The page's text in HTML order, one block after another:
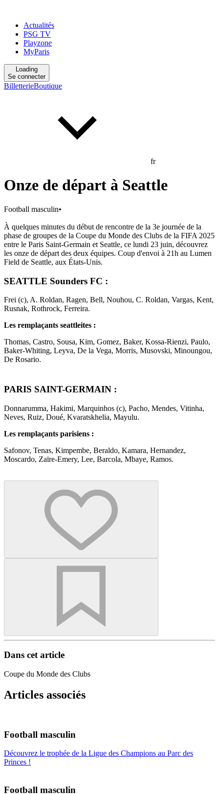
Actualités
PSG TV
Playzone
MyParis
Loading
Se connecter
BilletterieBoutique
fr
Onze de départ à Seattle
Football masculin•
À quelques minutes du début de rencontre de la 3e journée de la
phase de groupes de la Coupe du Monde des Clubs de la FIFA 2025
entre le Paris Saint-Germain et Seattle, ce lundi 23 juin, découvrez
les onze de départ des deux équipes. Coup d'envoi à 21h au Lumen
Field de Seattle, aux États-Unis.
SEATTLE Sounders FC :
Frei (c), A. Roldan, Ragen, Bell, Nouhou, C. Roldan, Vargas, Kent,
Rusnak, Rothrock, Ferreira.
Les remplaçants seattleites :
Thomas, Castro, Sousa, Kim, Gomez, Baker, Kossa-Rienzi, Paulo,
Baker-Whiting, Leyva, De la Vega, Morris, Musovski, Minoungou,
De Rosario.
PARIS SAINT-GERMAIN :
Donnarumma, Hakimi, Marquinhos (c), Pacho, Mendes, Vitinha,
Neves, Ruiz, Doué, Kvaratskhelia, Mayulu.
Les remplaçants parisiens :
Safonov, Tenas, Kimpembe, Beraldo, Kamara, Hernandez,
Moscardo, Zaïre-Emery, Lee, Barcola, Mbaye, Ramos.
Dans cet article
Coupe du Monde des Clubs
Articles associés
Football masculin
Découvrez le trophée de la Ligue des Champions au Parc des
Princes !
Football masculin